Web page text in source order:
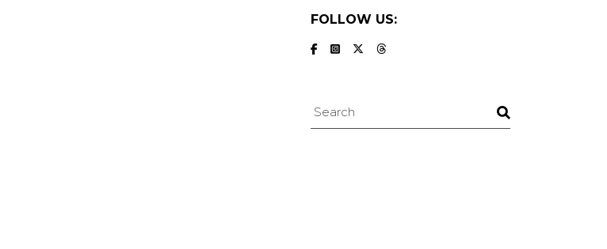
FOLLOW US:
Search